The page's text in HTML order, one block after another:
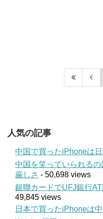
人気の記事
中国で買ったiPhoneは
中国を笑っていられる
厳しさ - 50,698 views
銀聯カードでUFJ銀行
49,845 views
日本で買ったiPhoneは